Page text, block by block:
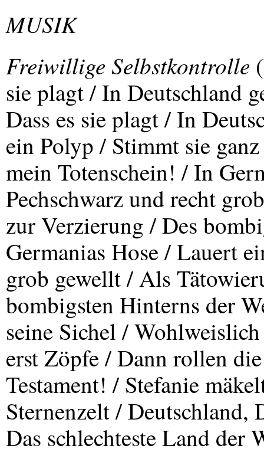
MUSIK
Freiwillige Selbstkontrolle
sie plagt / In Deutschland
Dass es sie plagt / In
ein Polyp / Stimmt sie
mein Totenschein! / In
Pechschwarz und recht
zur Verzierung / Des
Germanias Hose / Lauert
grob gewellt / Als
bombigsten Hinterns der
seine Sichel /
erst Zöpfe / Dann rollen
Testament! / Stefanie
Sternenzelt /
Das schlechteste Land